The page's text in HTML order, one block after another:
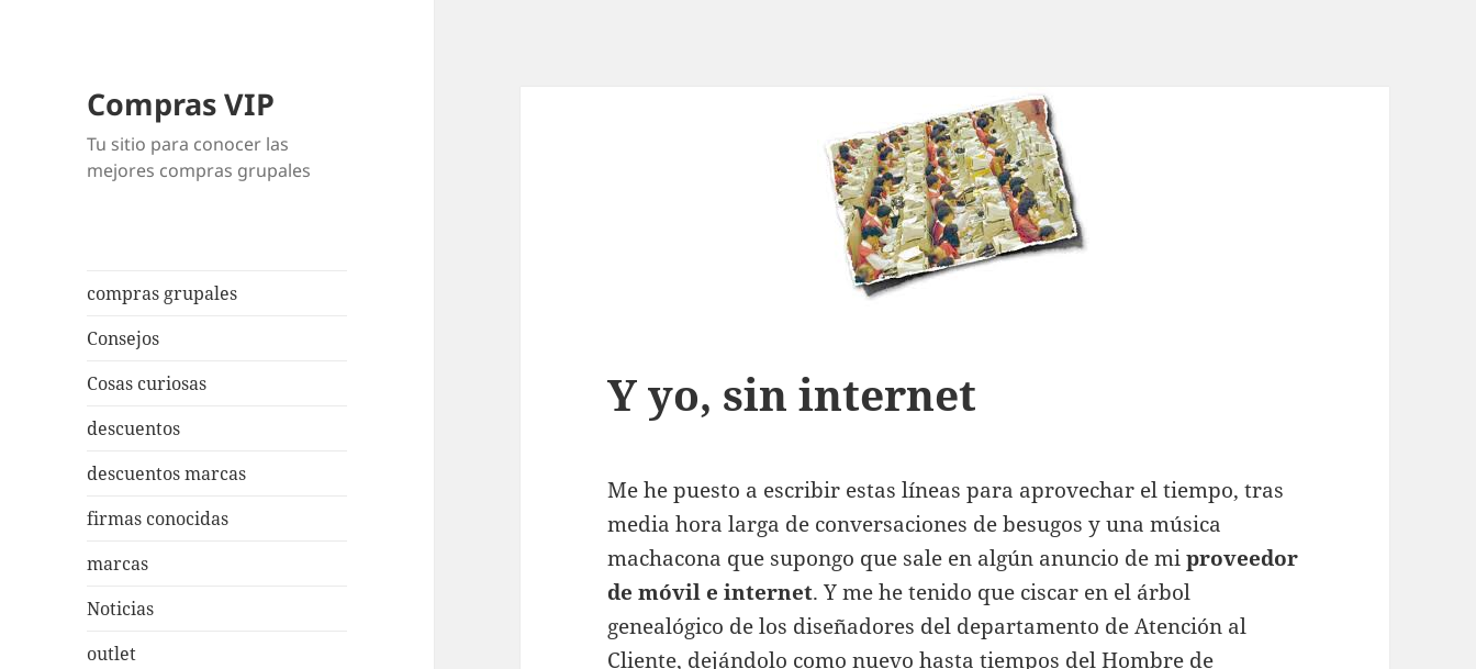
Compras VIP
Tu sitio para conocer las
mejores compras grupales
compras grupales
Consejos
Cosas curiosas
descuentos
descuentos marcas
firmas conocidas
marcas
Noticias
outlet
Y yo, sin internet
Me he puesto a escribir estas líneas para aprovechar el tiempo, tras
media hora larga de conversaciones de besugos y una música
machacona que supongo que sale en algún anuncio de miproveedor
de móvil e internet. Y me he tenido que ciscar en el árbol
genealógico de los diseñadores del departamento de Atención al
Cliente, dejándolo como nuevo hasta tiempos del Hombre de